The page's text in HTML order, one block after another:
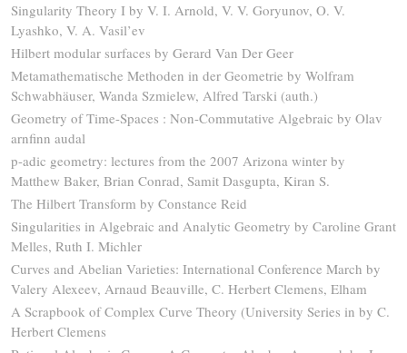
Singularity Theory I by V. I. Arnold, V. V. Goryunov, O. V.
Lyashko, V. A. Vasil’ev
Hilbert modular surfaces by Gerard Van Der Geer
Metamathematische Methoden in der Geometrie by Wolfram
Schwabhäuser, Wanda Szmielew, Alfred Tarski (auth.)
Geometry of Time-Spaces : Non-Commutative Algebraic by Olav
arnfinn audal
p-adic geometry: lectures from the 2007 Arizona winter by
Matthew Baker, Brian Conrad, Samit Dasgupta, Kiran S.
The Hilbert Transform by Constance Reid
Singularities in Algebraic and Analytic Geometry by Caroline Grant
Melles, Ruth I. Michler
Curves and Abelian Varieties: International Conference March by
Valery Alexeev, Arnaud Beauville, C. Herbert Clemens, Elham
A Scrapbook of Complex Curve Theory (University Series in by C.
Herbert Clemens